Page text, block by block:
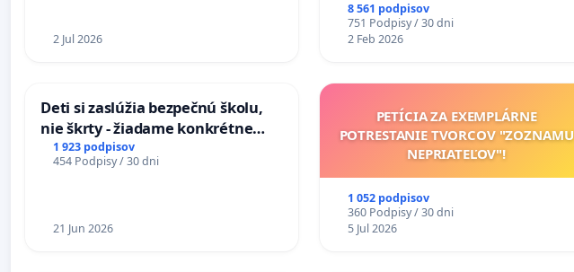
2 Jul 2026
8 561 podpisov
751 Podpisy / 30 dni
2 Feb 2026
Deti si zaslúžia bezpečnú školu,
nie škrty - žiadame konkrétne
opatrenia na zlepšenie situácie v
školstve
1 923 podpisov
454 Podpisy / 30 dni
21 Jun 2026
PETÍCIA ZA EXEMPLÁRNE
POTRESTANIE TVORCOV "ZOZNAMU
NEPRIATEĽOV"!
1 052 podpisov
360 Podpisy / 30 dni
5 Jul 2026